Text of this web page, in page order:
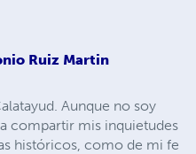
Ruiz Martin
Aunque no soy
compartir mis inquietudes
históricos, como de mi fe